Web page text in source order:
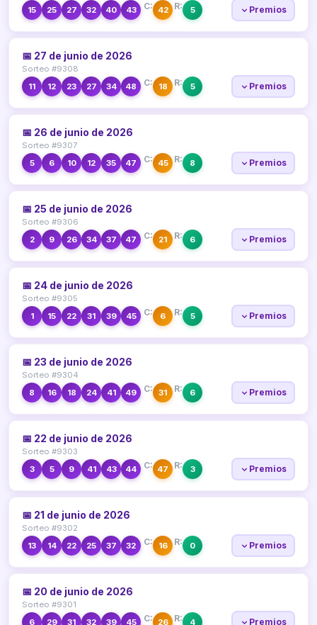
15
25 27 32 40 43 C: 42 R: 5 Premios
📅 27 de junio de 2026
Sorteo #9308
11
12 23 27 34 48 C: 18 R: 5 Premios
📅 26 de junio de 2026
Sorteo #9307
5
6 10 12 35 47 C: 45 R: 8 Premios
📅 25 de junio de 2026
Sorteo #9306
2
9 26 34 37 47 C: 21 R: 6 Premios
📅 24 de junio de 2026
Sorteo #9305
1
15 22 31 39 45 C: 6 R: 5 Premios
📅 23 de junio de 2026
Sorteo #9304
8
16 18 24 41 49 C: 31 R: 6 Premios
📅 22 de junio de 2026
Sorteo #9303
3
5 9 41 43 44 C: 47 R: 3 Premios
📅 21 de junio de 2026
Sorteo #9302
13
14 22 25 37 32 C: 16 R: 0 Premios
📅 20 de junio de 2026
Sorteo #9301
6
29 31 32 39 45 C: 26 R: 4 Premios